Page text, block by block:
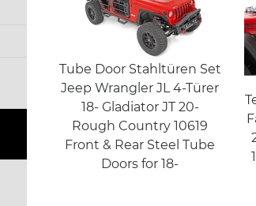
Tube Door Stahltüren Set
Jeep Wrangler JL 4-Türer
18- Gladiator JT 20-
Rough Country 10619
Front & Rear Steel Tube
Doors for 18-